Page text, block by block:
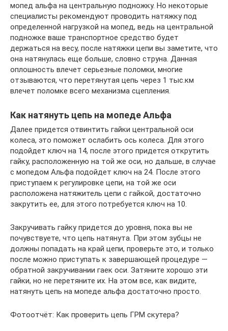
мопед альфа на центральную подножку. Но некоторые
специалисты рекомендуют проводить натяжку под
определенной нагрузкой на мопед, ведь на центральной
подножке ваше транспортное средство будет
держаться на весу, после натяжки цепи вы заметите, что
она натянулась еще больше, словно струна. Данная
оплошность влечет серьезные поломки, многие
отзываются, что перетянутая цепь через 1 тыс.км
влечет поломке всего механизма сцепления.
Как натянуть цепь на мопеде Альфа
Далее придется отвинтить гайки центральной оси
колеса, это поможет ослабить ось колеса. Для этого
подойдет ключ на 14, после этого придется открутить
гайку, расположенную на той же оси, но дальше, в случае
с мопедом Альфа подойдет ключ на 24. После этого
приступаем к регулировке цепи, на той же оси
расположена натяжитель цепи с гайкой, достаточно
закрутить ее, для этого потребуется ключ на 10.
Закручивать гайку придется до уровня, пока вы не
почувствуете, что цепь натянута. При этом зубцы не
должны попадать на край цепи, проверьте это, и только
после можно приступать к завершающей процедуре —
обратной закручивании гаек оси. Затяните хорошо эти
гайки, но не перетяните их. На этом все, как видите,
натянуть цепь на мопеде альфа достаточно просто.
Фотоотчёт: Как проверить цепь ГРМ скутера?